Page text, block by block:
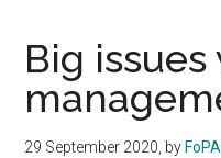
Big
29 September 2020, by FoPA